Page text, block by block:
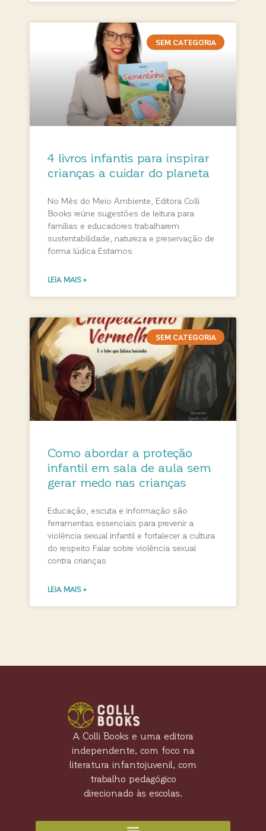
SEM CATEGORIA
4 livros infantis para inspirar
crianças a cuidar do planeta
No Mês do Meio Ambiente, Editora Colli
Books reúne sugestões de leitura para
famílias e educadores trabalharem
sustentabilidade, natureza e preservação de
forma lúdica Estamos
LEIA MAIS »
SEM CATEGORIA
Como abordar a proteção
infantil em sala de aula sem
gerar medo nas crianças
Educação, escuta e informação são
ferramentas essenciais para prevenir a
violência sexual infantil e fortalecer a cultura
do respeito Falar sobre violência sexual
contra crianças
LEIA MAIS »
A Colli Books e uma editora
independente, com foco na
literatura infantojuvenil, com
trabalho pedagógico
direcionado às escolas.